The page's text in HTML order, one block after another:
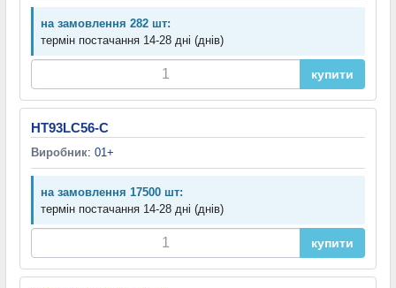
на замовлення 282 шт:
термін постачання 14-28 дні (днів)
купити
HT93LC56-C
Виробник: 01+
на замовлення 17500 шт:
термін постачання 14-28 дні (днів)
купити